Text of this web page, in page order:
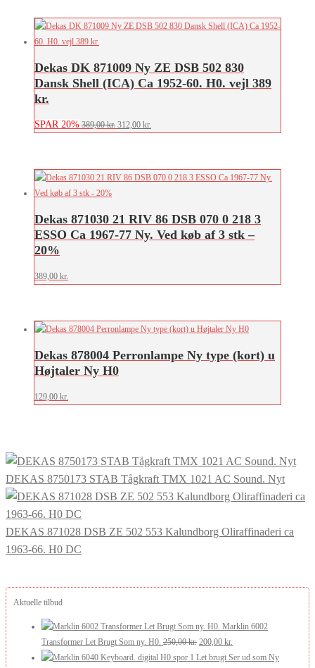
Dekas DK 871009 Ny ZE DSB 502 830
Dansk Shell (ICA) Ca 1952-60. H0. vejl 389
kr.
SPAR 20% 389,00kr. Den
var:
312,00 kr.
er:
Dekas 871030 21 RIV 86 DSB 070 0 218 3
ESSO Ca 1967-77 Ny. Ved køb af 3 stk –
20%
389,00 kr.
Dekas 878004 Perronlampe Ny type (kort) u
Højtaler Ny H0
129,00 kr.
DEKAS 8750173 STAB Tågkraft TMX 1021 AC Sound. Nyt
DEKAS 871028 DSB ZE 502 553 Kalundborg Oliraffinaderi ca
1963-66. H0 DC
Aktuelle tilbud
Marklin 6002
Transformer Let Brugt Som ny. H0. 250,00kr. Den
oprindelige
200,00 kr.
aktuelle